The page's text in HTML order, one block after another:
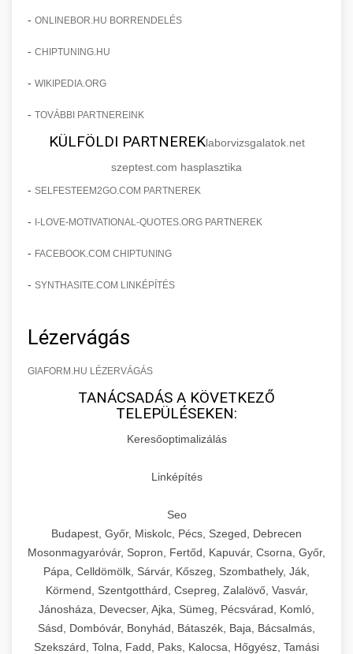
- ONLINEBOR.HU BORRENDELÉS
- CHIPTUNING.HU
- WIKIPEDIA.ORG
- TOVÁBBI PARTNEREINK
KÜLFÖLDI PARTNEREKlaborvizsgalatok.net
szeptest.com hasplasztika
- SELFESTEEM2GO.COM PARTNEREK
- I-LOVE-MOTIVATIONAL-QUOTES.ORG PARTNEREK
- FACEBOOK.COM CHIPTUNING
- SYNTHASITE.COM LINKÉPÍTÉS
Lézervágás
GIAFORM.HU LÉZERVÁGÁS
TANÁCSADÁS A KÖVETKEZŐ
TELEPÜLÉSEKEN:
Keresőoptimalizálás
Linképítés
Seo
Budapest, Győr, Miskolc, Pécs, Szeged, Debrecen
Mosonmagyaróvár, Sopron, Fertőd, Kapuvár, Csorna, Győr,
Pápa, Celldömölk, Sárvár, Kőszeg, Szombathely, Ják,
Körmend, Szentgotthárd, Csepreg, Zalalövő, Vasvár,
Jánosháza, Devecser, Ajka, Sümeg, Pécsvárad, Komló,
Sásd, Dombóvár, Bonyhád, Bátaszék, Baja, Bácsalmás,
Szekszárd, Tolna, Fadd, Paks, Kalocsa, Hőgyész, Tamási